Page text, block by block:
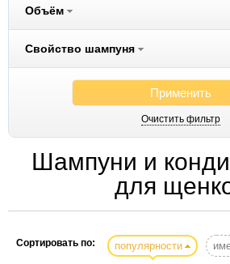
Чистотел
Объём
Свойство шампуня
Применить
Очистить фильтр
Шампуни и
для
Сортировать по: популярности